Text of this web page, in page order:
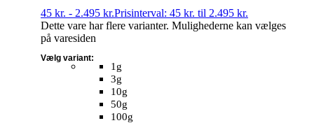
45 kr. - 2.495 kr.Prisinterval: 45 kr. til 2.495 kr.
1g
3g
10g
50g
100g
Vælg variant:
Dette vare har flere varianter. Mulighederne kan vælges
på varesiden